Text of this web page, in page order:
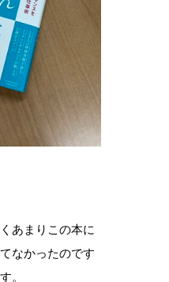
あまりこの本に
なかったのです
。